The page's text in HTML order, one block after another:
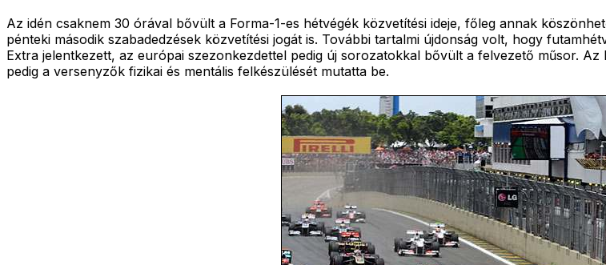
Az idén csaknem 30 órával bővült a Forma-1-es hétvégék közvetítési ideje, főleg annak
pénteki második szabadedzések közvetítési jogát is. További tartalmi újdonság volt, hogy
Extra jelentkezett, az európai szezonkezdettel pedig új sorozatokkal bővült a felvezető műsor.
pedig a versenyzők fizikai és mentális felkészülését mutatta be.